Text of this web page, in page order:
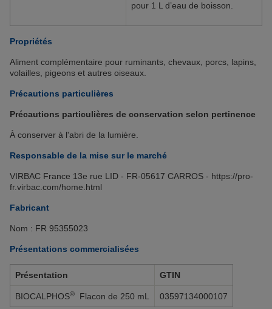
pour 1 L d’eau de boisson.
Propriétés
Aliment complémentaire pour ruminants, chevaux, porcs, lapins,
volailles, pigeons et autres oiseaux.
Précautions particulières
Précautions particulières de conservation selon pertinence
À conserver à l'abri de la lumière.
Responsable de la mise sur le marché
VIRBAC France 13e rue LID - FR-05617 CARROS - https://pro-
fr.virbac.com/home.html
Fabricant
Nom : FR 95355023
Présentations commercialisées
Présentation GTIN
BIOCALPHOS® Flacon de 250 mL 03597134000107